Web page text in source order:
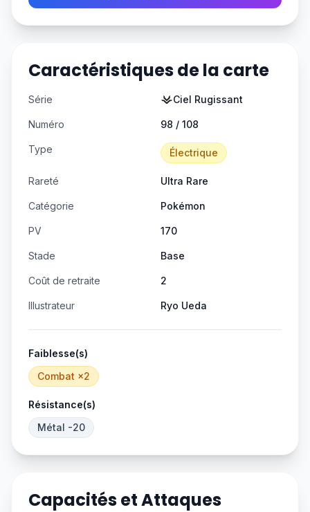
Caractéristiques de la carte
Série Ciel Rugissant
Numéro 98 / 108
Type Électrique
Rareté Ultra Rare
Catégorie Pokémon
PV 170
Stade Base
Coût de retraite 2
Illustrateur Ryo Ueda
Faiblesse(s)
Combat ×2
Résistance(s)
Métal -20
Capacités et Attaques